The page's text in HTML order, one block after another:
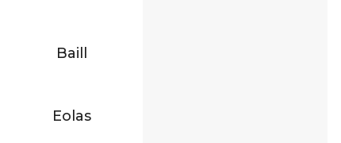
Baill
Eolas